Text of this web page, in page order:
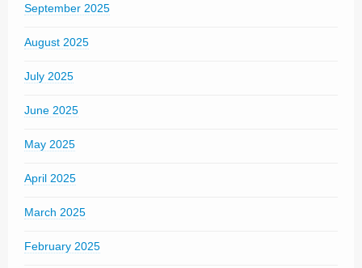
September 2025
August 2025
July 2025
June 2025
May 2025
April 2025
March 2025
February 2025